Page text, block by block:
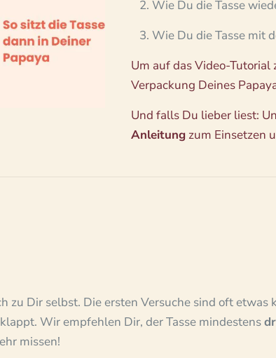
Wie Du die Tasse
Wie Du die Tasse mit
Um auf das Video-Tutorial
Verpackung Deines
Und falls Du lieber liest:
Anleitungzum Einsetzen
zu Dir selbst. Die ersten Versuche sind oft etwas
Wir empfehlen Dir, der Tasse mindestens
missen!